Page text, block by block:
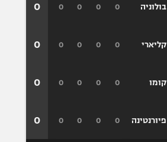
בולוניה
קליארי
קומו
פיורנטינה
0
0
0
0
0
0
0
0
0
0
0
0
0
0
0
0
0
0
0
0